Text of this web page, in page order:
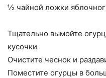
½ чайной ложки
Тщательно вымойте
кусочки
Очистите чеснок и
Поместите огурцы в